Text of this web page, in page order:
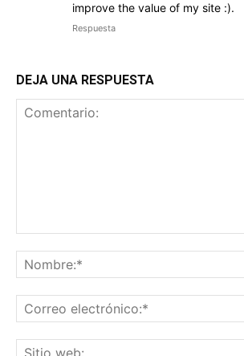
improve the value of my site :).
Respuesta
DEJA UNA RESPUESTA